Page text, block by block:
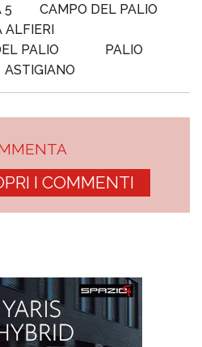
5
CAMPO DEL PALIO
ALFIERI
PALIO
PALIO
ASTIGIANO
I COMMENTI